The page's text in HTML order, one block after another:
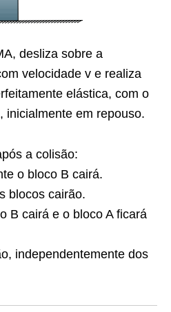
desliza sobre a
velocidade v e realiza
elástica, com o
inicialmente em repouso.
a colisão:
o bloco B cairá.
blocos cairão.
B cairá e o bloco A ficará
independentemente dos